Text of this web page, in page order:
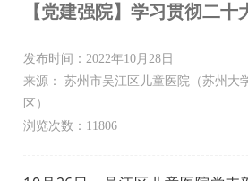
【党建强院】学习贯彻二十
发布时间：2022年10月28日
来源： 苏州市吴江区儿童医院（苏州大
区）
浏览次数：11806